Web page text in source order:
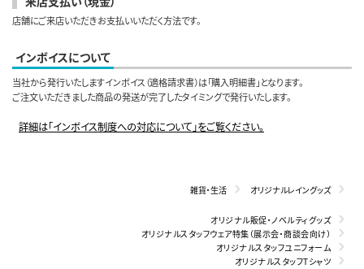
店舗にご来店いただきお支払いいただく方法です。
インボイスについて
当社から発行いたしますインボイス（適格請求書）は「購入明細書」となります。
ご注文いただきました商品の発送が完了したタイミングで発行いたします。
詳細は「インボイス制度への対応について」をご覧ください。
雑貨・生活 オリジナルレイングッズ
オリジナル販促・ノベルティグッズ
オリジナルスタッフウェア特集（展示会・商談会向け）
オリジナルスタッフユニフォーム
オリジナルスタッフTシャツ